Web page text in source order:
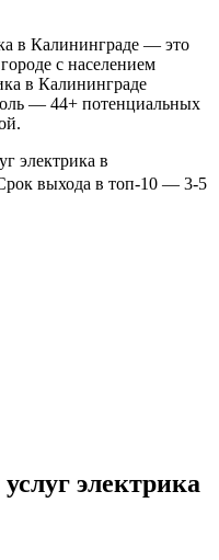
в Калининграде — это
с населением
в Калининграде
— 44+ потенциальных
электрика в
выхода в топ-10 — 3-5
электрика